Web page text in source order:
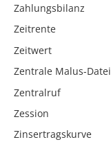
Zahlungsbilanz
Zeitrente
Zeitwert
Zentrale Malus-Datei
Zentralruf
Zession
Zinsertragskurve